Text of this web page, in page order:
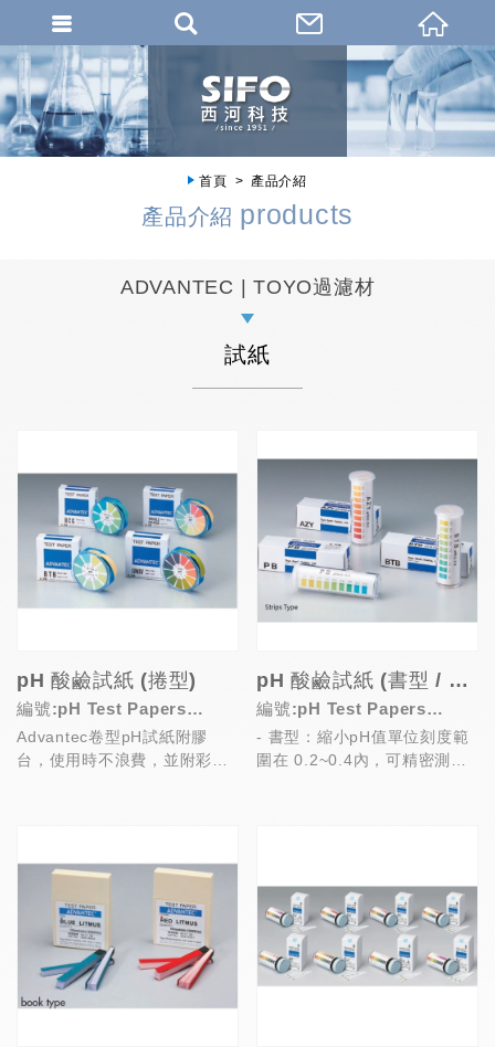
首頁 產品介紹
產品介紹 products
ADVANTEC | TOYO過濾材
試紙
pH 酸鹼試紙 (捲型)
編號:pH Test Papers
(Rolls)
Advantec卷型pH試紙附膠
台，使用時不浪費，並附彩色
pH 酸鹼試紙 (書型 / 條型)
編號:pH Test Papers
(Booklets / Strips)
- 書型：縮小pH值單位刻度範
圍在 0.2~0.4內，可精密測量